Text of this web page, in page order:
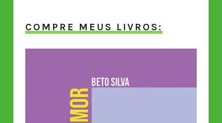
COMPRE MEUS LIVROS: